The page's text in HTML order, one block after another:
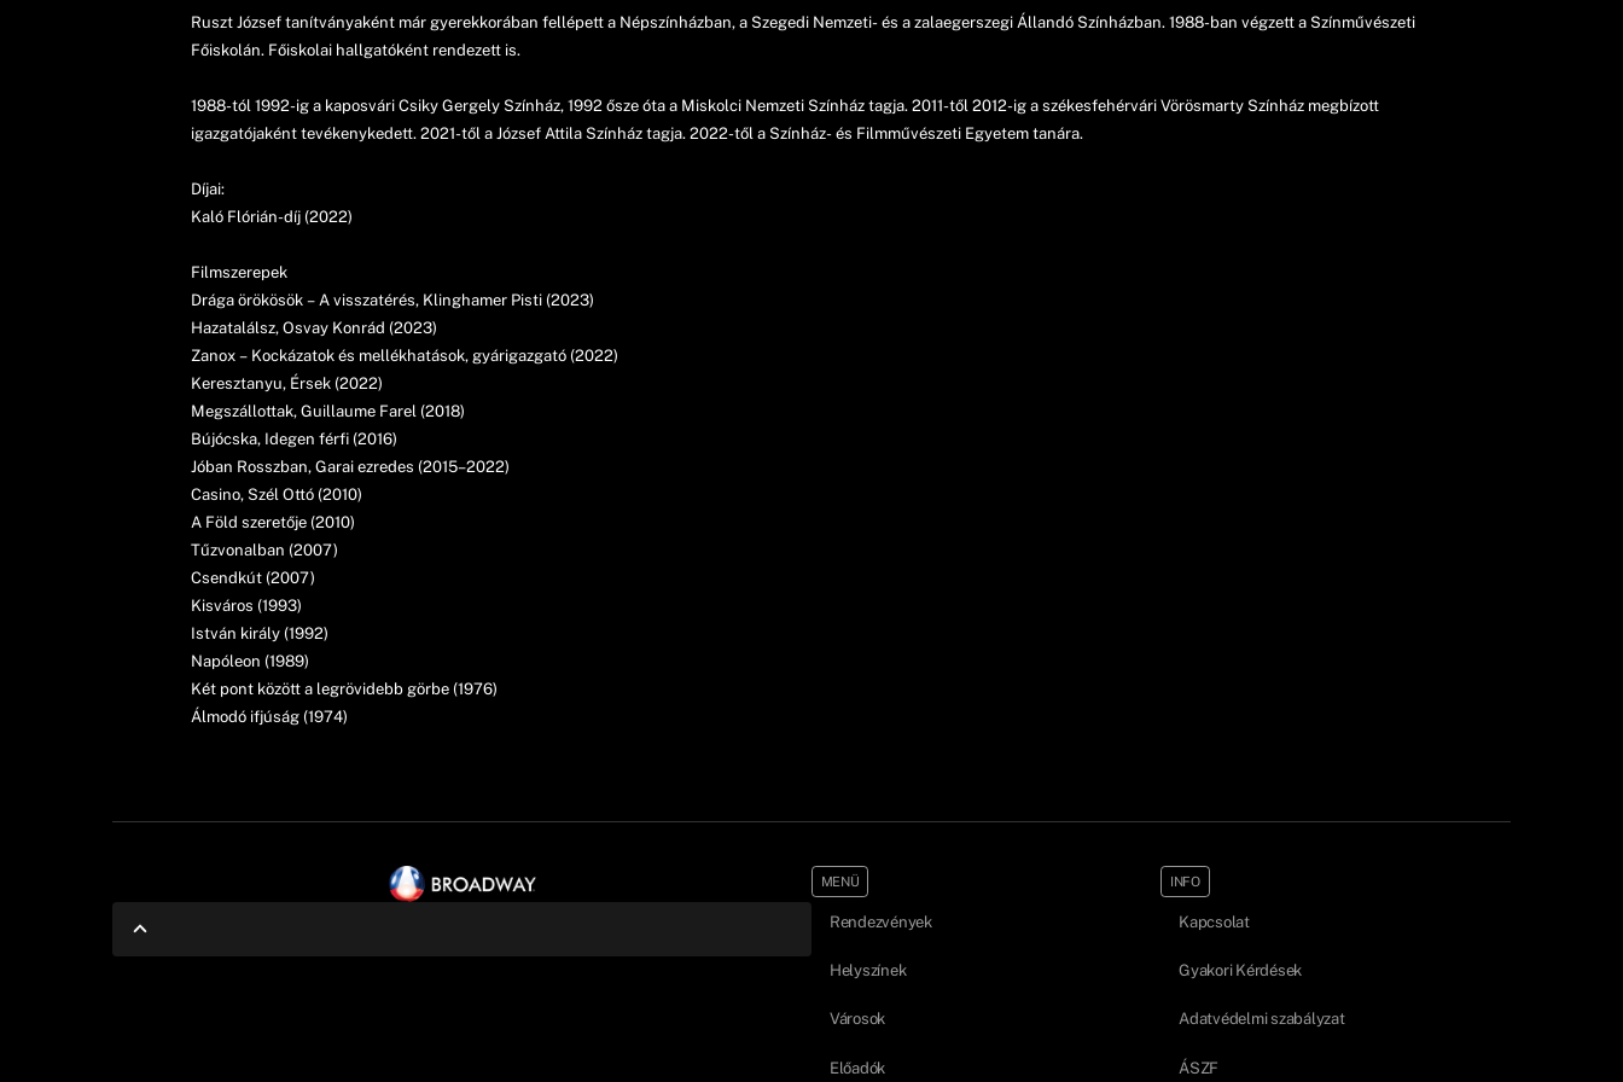
Ruszt József tanítványaként már gyerekkorában fellépett a Népszínházban, a Szegedi Nemzeti- és a zalaegerszegi Állandó Színházban. 1988-ban végzett a Színművészeti
Főiskolán. Főiskolai hallgatóként rendezett is.
1988-tól 1992-ig a kaposvári Csiky Gergely Színház, 1992 ősze óta a Miskolci Nemzeti Színház tagja. 2011-től 2012-ig a székesfehérvári Vörösmarty Színház megbízott
igazgatójaként tevékenykedett. 2021-től a József Attila Színház tagja. 2022-től a Színház- és Filmművészeti Egyetem tanára.
Díjai:
Kaló Flórián-díj (2022)
Filmszerepek
Drága örökösök – A visszatérés, Klinghamer Pisti (2023)
Hazatalálsz, Osvay Konrád (2023)
Zanox – Kockázatok és mellékhatások, gyárigazgató (2022)
Keresztanyu, Érsek (2022)
Megszállottak, Guillaume Farel (2018)
Bújócska, Idegen férfi (2016)
Jóban Rosszban, Garai ezredes (2015–2022)
Casino, Szél Ottó (2010)
A Föld szeretője (2010)
Tűzvonalban (2007)
Csendkút (2007)
Kisváros (1993)
István király (1992)
Napóleon (1989)
Két pont között a legrövidebb görbe (1976)
Álmodó ifjúság (1974)
MENÜ
Rendezvények
Helyszínek
Városok
Előadók
INFO
Kapcsolat
Gyakori Kérdések
Adatvédelmi szabályzat
ÁSZF